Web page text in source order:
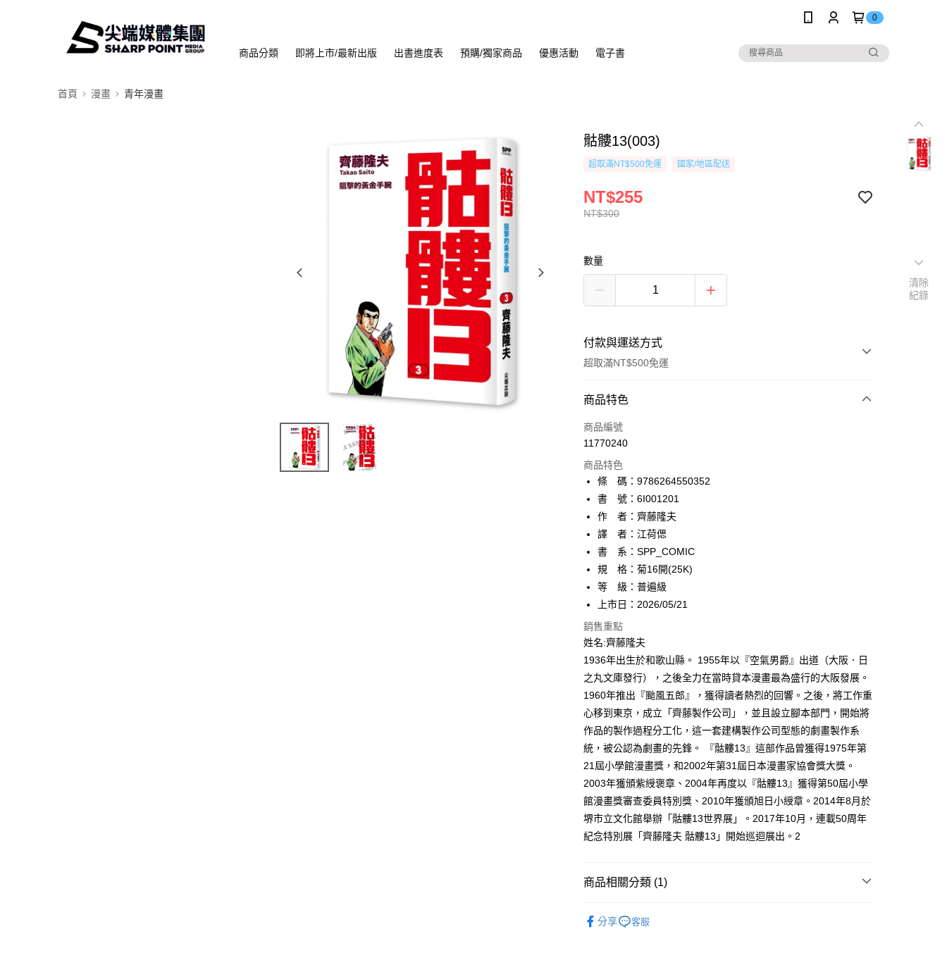
0
商品分類 即將上市/最新出版 出書進度表 預購/獨家商品 優惠活動 電子書
首頁 漫畫 青年漫畫
骷髏13(003)
超取滿NT$500免運 國家/地區配送
NT$300
NT$255
數量
付款與運送方式
超取滿NT$500免運
付款方式
信用卡一次付款
AFTEE先享後付
相關說明
AFTEE先享後付是「在收到商品之後才付款」的支付方式。 讓您購物簡單
便利好安心！
１．簡單：不需註冊會員、不需綁卡、不需儲值。
２．便利：只要手機號碼，簡訊認證，即可結帳。
３．安心：先確認商品／服務後，再付款。
１．於結帳方式選擇「AFTEE先享後付」後，將跳轉至「AFTEE先享後
付」結帳頁面，進行簡訊認證並確認金額後，即可完成結帳。
２．訂單成立數日內，您將收到繳費通知簡訊。
３．收到繳費通知簡訊後14天內，點擊此簡訊中的連結，可透過四大超商
／ATM／網路銀行／等多元方式進行付款，方視為交易完成。
※ 請注意：結帳手續完成當下不需立刻繳費，但若您需要取消訂單，請聯
絡購買商品的店家。未經商家同意取消之訂單仍視為有效，需透過AFTEE
先享後付繳納相關費用。
※ 交易是否成功請以「AFTEE先享後付 」之結帳頁面顯示為準，若有關於
付客戶支援中心」https://netprotections.freshdesk.com/support/home
【注意事項】
１．透過由恩沛科技股份有限公司提供之「AFTEE先享後付」服務完成之
交易，需依本服務之必要範圍內提供個人資料，並將交易相關給付款項請
求債權轉讓予恩沛科技股份有限公司。
２．關於個人資料處理事宜，請瀏覽以下網址：
https://aftee.tw/terms/#terms3
３．未成年的使用者請事先徵得法定代理人或監護人之同意方可使用
４．使用「AFTEE先享後付」時，將依據個別帳號之用戶狀況，依本公司
即時審查核予不同之上限額度；若仍有額度不足之情形，本公司將視審查
形，恩沛科技股份有限公司將有權停止該用戶之使用額度並採取法律行
ATM付款
運送方式
全家取貨付款
每筆NT$80，滿NT$500(含以上)免運費
付款後全家取貨
每筆NT$80，滿NT$500(含以上)免運費
萊爾富取貨付款
每筆NT$80，滿NT$500(含以上)免運費
付款後萊爾富取貨
每筆NT$80，滿NT$500(含以上)免運費
7-11取貨付款
每筆NT$80，滿NT$500(含以上)免運費
付款後7-11取貨
每筆NT$80，滿NT$500(含以上)免運費
每筆NT$100，滿NT$800(含以上)免運費
商品特色
商品編號
11770240
商品特色
條 碼：9786264550352
書 號：6I001201
作 者：齊藤隆夫
譯 者：江荷偲
書 系：SPP_COMIC
規 格：菊16開(25K)
等 級：普遍級
上市日：2026/05/21
銷售重點
姓名:齊藤隆夫
1936年出生於和歌山縣。 1955年以『空氣男爵』出道（大阪．日
之丸文庫發行），之後全力在當時貸本漫畫最為盛行的大阪發展。
1960年推出『颱風五郎』，獲得讀者熱烈的回響。之後，將工作重
心移到東京，成立「齊藤製作公司」，並且設立腳本部門，開始將
作品的製作過程分工化，這一套建構製作公司型態的劇畫製作系
統，被公認為劇畫的先鋒。 『骷髏13』這部作品曾獲得1975年第
21屆小學館漫畫獎，和2002年第31屆日本漫畫家協會獎大獎。
2003年獲頒紫綬褒章、2004年再度以『骷髏13』獲得第50屆小學
館漫畫獎審查委員特別獎、2010年獲頒旭日小綬章。2014年8月於
堺市立文化館舉辦「骷髏13世界展」。2017年10月，連載50周年
紀念特別展「齊藤隆夫 骷髏13」開始巡迴展出。2
商品相關分類 (1)
分享
客服
清除
紀錄